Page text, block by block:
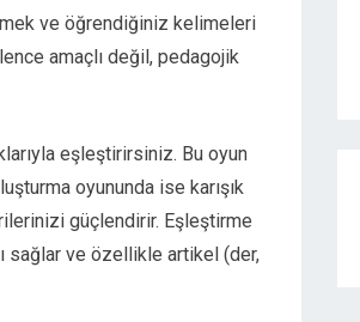
ve öğrendiğiniz kelimeleri
amaçlı değil, pedagojik
eşleştirirsiniz. Bu oyun
oyununda ise karışık
güçlendirir. Eşleştirme
sağlar ve özellikle artikel (der,